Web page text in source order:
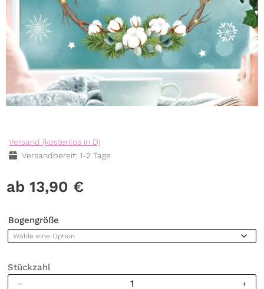
Versand (kostenlos in D)
Versandbereit: 1-2 Tage
13,90 €
Bogengröße
Stückzahl